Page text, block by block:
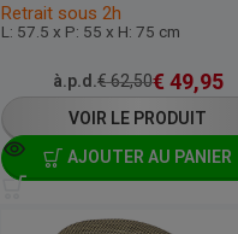
Retrait sous 2h
L: 57.5 x P: 55 x H: 75 cm
à.p.d.€62,50€ 49,95
VOIR LE PRODUIT
AJOUTER AU PANIER